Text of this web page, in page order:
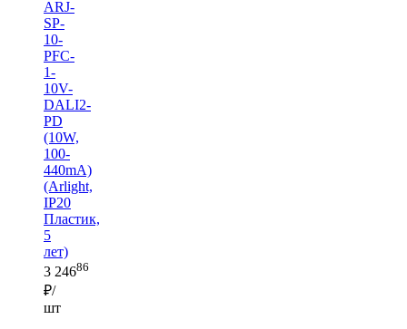
ARJ-
SP-
10-
PFC-
1-
10V-
DALI2-
PD
(10W,
100-
440mA)
(Arlight,
IP20
Пластик,
5
лет)
3 24686
₽/
шт